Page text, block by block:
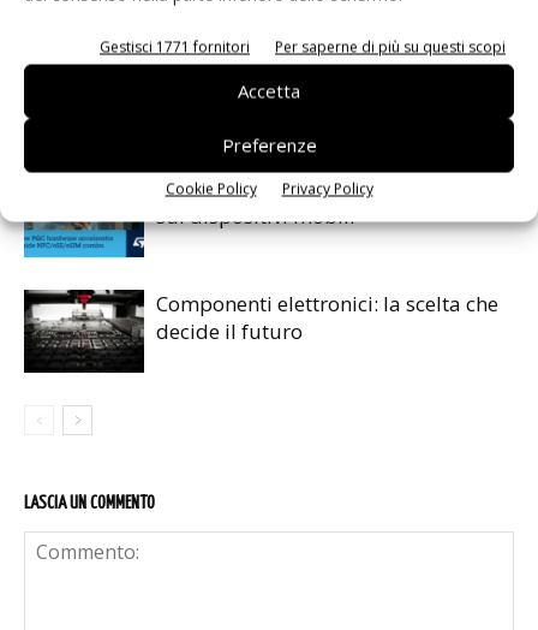
Gestisci 1771 fornitori Per saperne di più su questi scopi
Accetta
Preferenze
Cookie Policy Privacy Policy
Isolatori a stato solido per
l’automazione industriale
La crittografia post-quantistica arriva
sui dispositivi mobili
Componenti elettronici: la scelta che
decide il futuro
LASCIA UN COMMENTO